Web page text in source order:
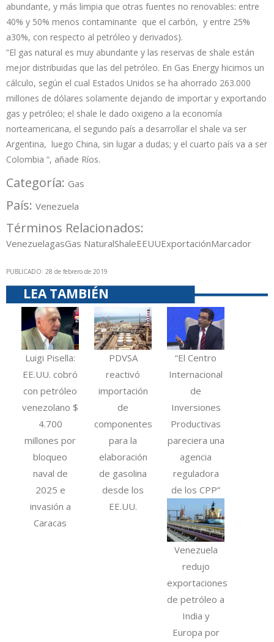
abundante, y más limpia que otras fuentes no renovables: entre
40% y 50% menos contaminante que el carbón, y entre 25%
a30%, con respecto al petróleo y derivados).
“El gas natural es muy abundante y las reservas de shale están
mejor distribuidas que las del petróleo. En Gas Energy hicimos un
cálculo, según el cual Estados Unidos se ha ahorrado 263.000
millones de dólares solamente dejando de importar y exportando
gas y petróleo; el shale le dado oxigeno a la economía
norteamericana, el segundo país a desarrollar el shale va ser
Argentina, luego China, sin lugar a dudas; y el cuarto país va a ser
Colombia “, añade Ríos.
Categoría: Gas
País: Venezuela
Términos Relacionados:
VenezuelagasGas NaturalShaleEEUUExportaciónMarcador
PUBLICADO: 28 de febrero de 2019
LEA TAMBIÉN
Luigi Pisella:
EE.UU. cobró
con petróleo
venezolano $
4.700
millones por
bloqueo
naval de
2025 e
invasión a
Caracas
PDVSA
reactivó
importación
de
componentes
para la
elaboración
de gasolina
desde los
EE.UU.
“El Centro
Internacional
de
Inversiones
Productivas
pareciera una
agencia
reguladora
de los CPP”
Venezuela
redujo
exportaciones
de petróleo a
India y
Europa por